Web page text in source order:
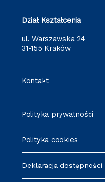
Dział Kształcenia
ul. Warszawska 24
31-155 Kraków
Kontakt
Polityka prywatności
Polityka cookies
Deklaracja dostępności